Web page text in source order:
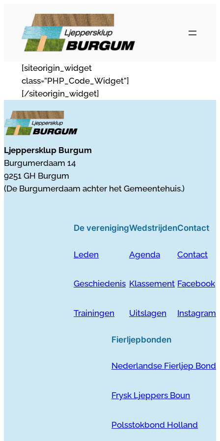
inhoud
[siteorigin_widget
class=”PHP_Code_Widget”]
[/siteorigin_widget]
Ljeppersklup Burgum
Burgumerdaam 14
9251 GH Burgum
(De Burgumerdaam achter het Gemeentehuis.)
De vereniging
Leden
Geschiedenis
Trainingen
Wedstrijden
Agenda
Klassement
Uitslagen
Contact
Contact
Facebook
Instagram
Fierljepbonden
Nederlandse Fierljep Bond
Frysk Ljeppers Boun
Polsstokbond Holland